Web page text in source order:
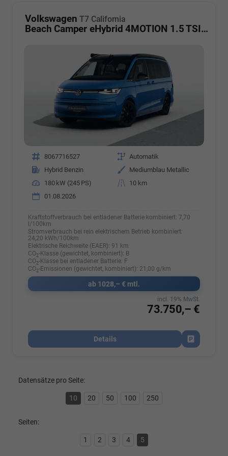
Volkswagen T7 California
Beach Camper eHybrid 4MOTION 1.5 TSI Plus
Fahrzeugnr. 8067716527 Getriebe Automatik
Kraftstoff
Hybrid Benzin Außenfarbe
Mediumblau Metallic
Leistung
180 kW (245 PS) Kilometerstand
10 km
01.08.2026
Kraftstoffverbrauch bei entladener Batterie kombiniert:7,70
l/100km
Stromverbrauch bei rein elektrischem Betrieb kombiniert:
24,20 kWh/100km
Elektrische Reichweite (EAER): 91 km
CO2-Klasse (gewichtet, kombiniert): B
CO2-Klasse bei entladener Batterie: F
CO2-Emissionen (gewichtet, kombiniert): 21,00 g/km
ab 1028,– € mtl.
73.750,– €
incl. 19% MwSt.
Details
Fahrzeug
Datensätze pro Seite:
10 20 50 100 250
Seiten:
1 2 3 4 5